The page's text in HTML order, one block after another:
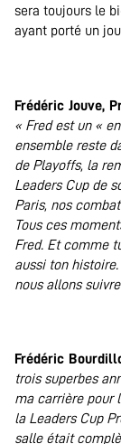
sera toujours le
ayant porté un
Frédéric Jouve,
« Fred est un «
ensemble reste
de Playoffs, la
Leaders Cup de
Paris, nos
Tous ces
Fred. Et comme
aussi ton
nous allons
Frédéric
trois superbes
ma carrière pour
la Leaders Cup
salle était